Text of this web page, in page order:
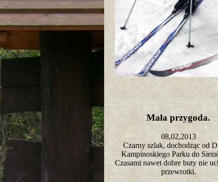
Mała przygoda.
08,02,2013
Czarny szlak, dochodząc od
Kampinoskiego Parku do
Czasami nawet dobre buty nie
przewrotki.